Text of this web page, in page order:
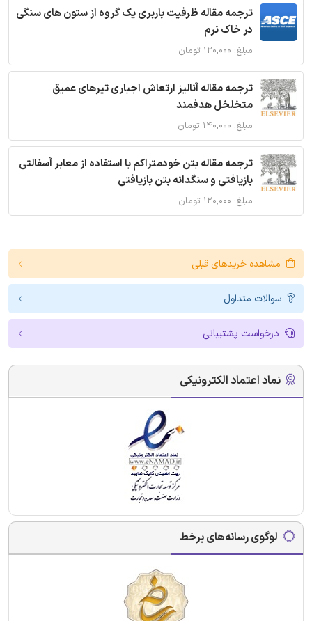
ترجمه مقاله ظرفیت باربری یک گروه از ستون های سنگی
در خاک نرم
مبلغ: ۱۲۰,۰۰۰ تومان
ترجمه مقاله آنالیز ارتعاش اجباری تیرهای عمیق
متخلخل هدفمند
مبلغ: ۱۴۰,۰۰۰ تومان
ترجمه مقاله بتن خودمتراکم با استفاده از معابر آسفالتی
بازیافتی و سنگدانه بتن بازیافتی
مبلغ: ۱۲۰,۰۰۰ تومان
مشاهده خریدهای قبلی
سوالات متداول
درخواست پشتیبانی
نماد اعتماد الکترونیکی
لوگوی رسانه‌های برخط